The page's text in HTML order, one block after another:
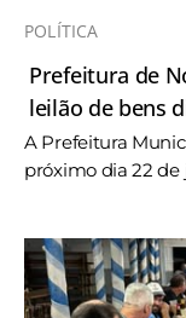
POLÍTICA
Prefeitura de
leilão de bens
A Prefeitura
próximo dia 22 de